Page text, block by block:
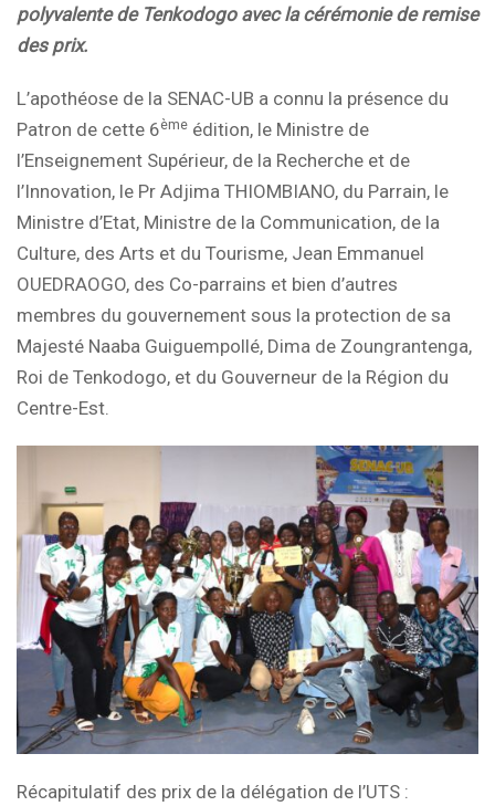
polyvalente de Tenkodogo avec la cérémonie de remise
des prix.
L’apothéose de la SENAC-UB a connu la présence du
Patron de cette 6ème édition, le Ministre de
l’Enseignement Supérieur, de la Recherche et de
l’Innovation, le Pr Adjima THIOMBIANO, du Parrain, le
Ministre d’Etat, Ministre de la Communication, de la
Culture, des Arts et du Tourisme, Jean Emmanuel
OUEDRAOGO, des Co-parrains et bien d’autres
membres du gouvernement sous la protection de sa
Majesté Naaba Guiguempollé, Dima de Zoungrantenga,
Roi de Tenkodogo, et du Gouverneur de la Région du
Centre-Est.
Récapitulatif des prix de la délégation de l’UTS :